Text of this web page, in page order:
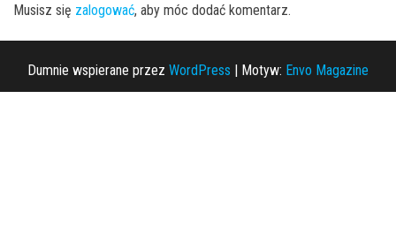
Musisz się zalogować, aby móc dodać komentarz.
Dumnie wspierane przez WordPress | Motyw: Envo Magazine